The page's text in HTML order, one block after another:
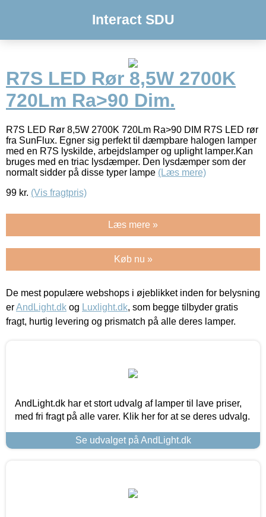
Interact SDU
R7S LED Rør 8,5W 2700K
720Lm Ra>90 Dim.
R7S LED Rør 8,5W 2700K 720Lm Ra>90 DIM R7S LED rør
fra SunFlux. Egner sig perfekt til dæmpbare halogen lamper
med en R7S lyskilde, arbejdslamper og uplight lamper.Kan
bruges med en triac lysdæmper. Den lysdæmper som der
normalt sidder på disse typer lampe (Læs mere)
99 kr. (Vis fragtpris)
Læs mere »
Køb nu »
De mest populære webshops i øjeblikket inden for belysning
erAndLight.dk og Luxlight.dk, som begge tilbyder gratis
fragt, hurtig levering og prismatch på alle deres lamper.
AndLight.dk har et stort udvalg af lamper til lave priser,
med fri fragt på alle varer. Klik her for at se deres udvalg.
Se udvalget på AndLight.dk